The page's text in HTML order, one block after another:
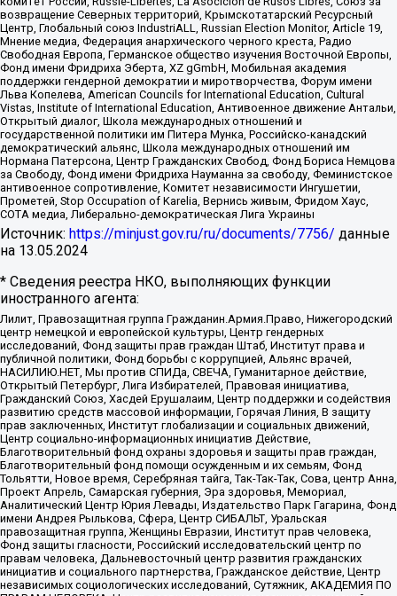
возвращение Северных территорий, Крымскотатарский Ресурсный
Центр, Глобальный союз IndustriALL, Russian Election Monitor, Article 19,
Мнение медиа, Федерация анархического черного креста, Радио
Свободная Европа, Германское общество изучения Восточной Европы,
Фонд имени Фридриха Эберта, XZ gGmbH, Мобильная академия
поддержки гендерной демократии и миротворчества, Форум имени
Льва Копелева, American Councils for International Education, Cultural
Vistas, Institute of International Education, Антивоенное движение Антальи,
Открытый диалог, Школа международных отношений и
государственной политики им Питера Мунка, Российско-канадский
демократический альянс, Школа международных отношений им
Нормана Патерсона, Центр Гражданских Свобод, Фонд Бориса Немцова
за Свободу, Фонд имени Фридриха Науманна за свободу, Феминистское
антивоенное сопротивление, Комитет независимости Ингушетии,
Прометей, Stop Occupation of Karelia, Вернись живым, Фридом Хаус,
СОТА медиа, Либерально-демократическая Лига Украины
Источник: https://minjust.gov.ru/ru/documents/7756/ данные
на 13.05.2024
* Сведения реестра НКО, выполняющих функции
иностранного агента:
Лилит, Правозащитная группа Гражданин.Армия.Право, Нижегородский
центр немецкой и европейской культуры, Центр гендерных
исследований, Фонд защиты прав граждан Штаб, Институт права и
публичной политики, Фонд борьбы с коррупцией, Альянс врачей,
НАСИЛИЮ.НЕТ, Мы против СПИДа, СВЕЧА, Гуманитарное действие,
Открытый Петербург, Лига Избирателей, Правовая инициатива,
Гражданский Союз, Хасдей Ерушалаим, Центр поддержки и содействия
развитию средств массовой информации, Горячая Линия, В защиту
прав заключенных, Институт глобализации и социальных движений,
Центр социально-информационных инициатив Действие,
Благотворительный фонд охраны здоровья и защиты прав граждан,
Благотворительный фонд помощи осужденным и их семьям, Фонд
Тольятти, Новое время, Серебряная тайга, Так-Так-Так, Сова, центр Анна,
Проект Апрель, Самарская губерния, Эра здоровья, Мемориал,
Аналитический Центр Юрия Левады, Издательство Парк Гагарина, Фонд
имени Андрея Рылькова, Сфера, Центр СИБАЛЬТ, Уральская
правозащитная группа, Женщины Евразии, Институт прав человека,
Фонд защиты гласности, Российский исследовательский центр по
правам человека, Дальневосточный центр развития гражданских
инициатив и социального партнерства, Гражданское действие, Центр
независимых социологических исследований, Сутяжник, АКАДЕМИЯ ПО